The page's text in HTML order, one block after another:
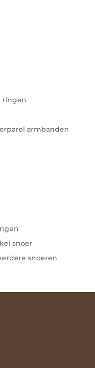
ringen
armbanden
snoer
snoeren